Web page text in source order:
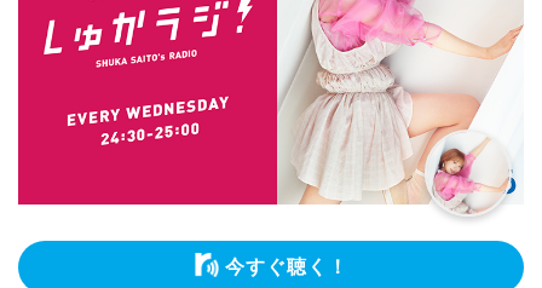
今すぐ聴く！